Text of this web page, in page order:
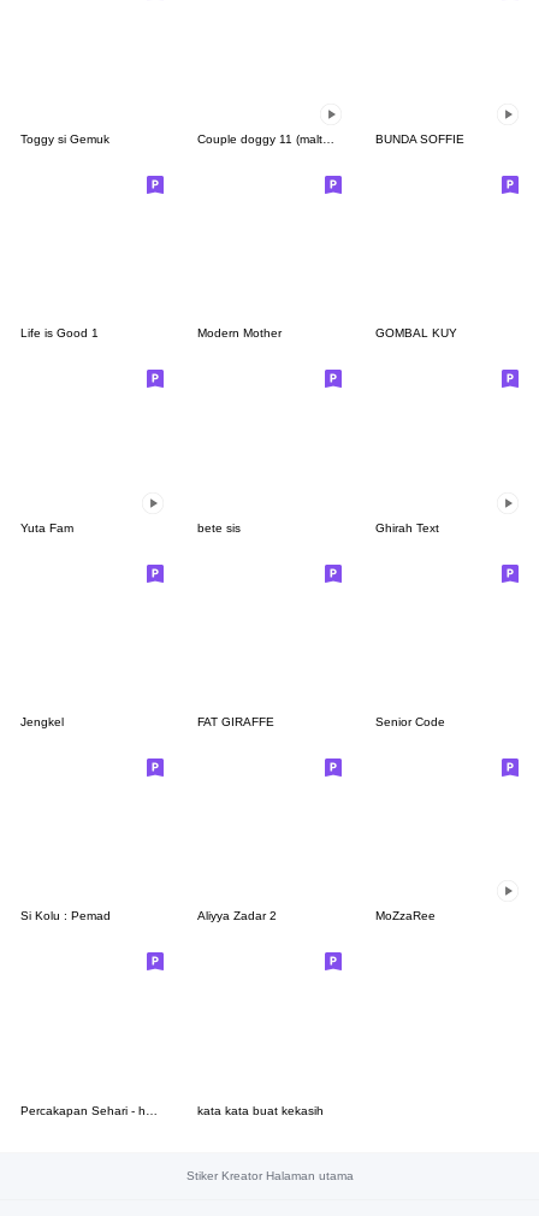
Toggy si Gemuk BUNDA SOFFIE
Life is Good 1 Modern Mother GOMBAL KUY
Yuta Fam bete sis Ghirah Text
Jengkel FAT GIRAFFE Senior Code
Si Kolu : Pemad Aliyya Zadar 2 MoZzaRee
kata kata buat kekasih
Stiker Kreator Halaman utama